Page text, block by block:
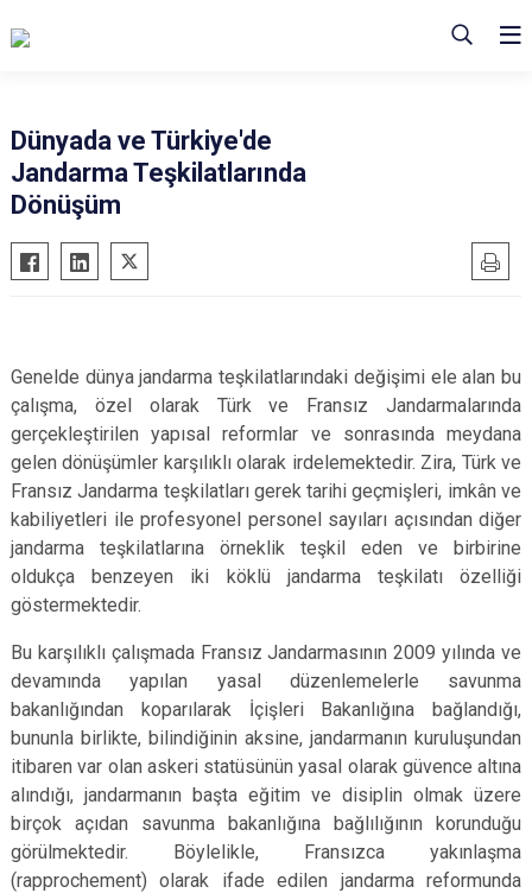
Dünyada ve Türkiye'de
Jandarma Teşkilatlarında
Dönüşüm
Genelde dünya jandarma teşkilatlarındaki değişimi ele alan bu
çalışma, özel olarak Türk ve Fransız Jandarmalarında
gerçekleştirilen yapısal reformlar ve sonrasında meydana
gelen dönüşümler karşılıklı olarak irdelemektedir. Zira, Türk ve
Fransız Jandarma teşkilatları gerek tarihi geçmişleri, imkân ve
kabiliyetleri ile profesyonel personel sayıları açısından diğer
jandarma teşkilatlarına örneklik teşkil eden ve birbirine
oldukça benzeyen iki köklü jandarma teşkilatı özelliği
göstermektedir.
Bu karşılıklı çalışmada Fransız Jandarmasının 2009 yılında ve
devamında yapılan yasal düzenlemelerle savunma
bakanlığından koparılarak İçişleri Bakanlığına bağlandığı,
bununla birlikte, bilindiğinin aksine, jandarmanın kuruluşundan
itibaren var olan askeri statüsünün yasal olarak güvence altına
alındığı, jandarmanın başta eğitim ve disiplin olmak üzere
birçok açıdan savunma bakanlığına bağlılığının korunduğu
görülmektedir. Böylelikle, Fransızca yakınlaşma
(rapprochement) olarak ifade edilen jandarma reformunda